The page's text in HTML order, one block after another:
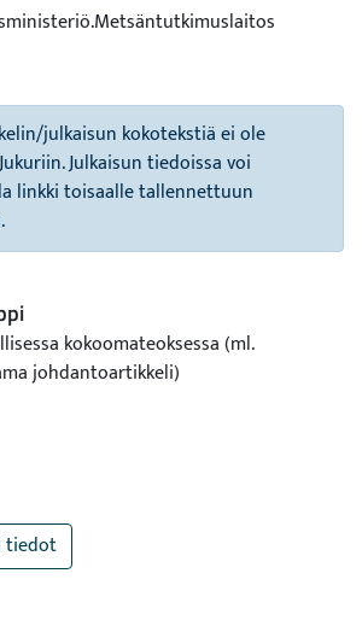
julkaisun kokotekstiä ei ole
Julkaisun tiedoissa voi
linkki toisaalle tallennettuun
kokoomateoksessa (ml.
johdantoartikkeli)
tiedot